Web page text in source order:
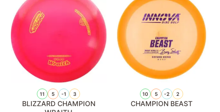
11 5 -1 3
BLIZZARD CHAMPION
10 5 -2 2
CHAMPION BEAST